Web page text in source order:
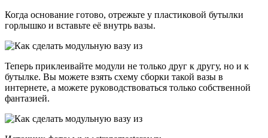
Когда основание готово, отрежьте у пластиковой бутылки
горлышко и вставьте её внутрь вазы.
Теперь приклеивайте модули не только друг к другу, но и к
бутылке. Вы можете взять схему сборки такой вазы в
интернете, а можете руководствоваться только собственной
фантазией.